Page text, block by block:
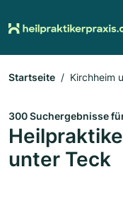
Startseite Kirchheim
300 Suchergebnisse
unter Teck